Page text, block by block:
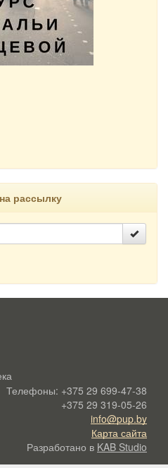
рассылку
Телефоны: +375 29 699-47-38
+375 29 319-05-26
info@pup.by
Карта сайта
Разработано в KAB Studio